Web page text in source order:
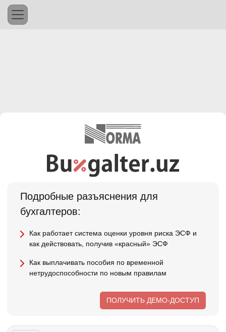
Подробные разъяснения для
бухгалтеров:
Как работает система оценки уровня риска ЭСФ и
как действовать, получив «красный» ЭСФ
Как выплачивать пособия по временной
нетрудоспособности по новым правилам
ПОЛУЧИТЬ ДЕМО-ДОСТУП